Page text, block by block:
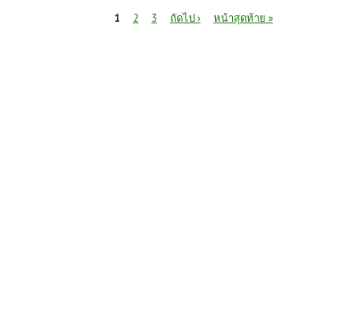
1 2 3 ถัดไป › หน้าสุดท้าย »